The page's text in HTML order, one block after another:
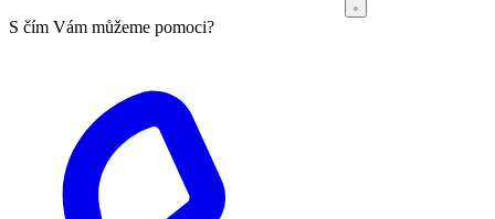
S čím Vám můžeme pomoci?